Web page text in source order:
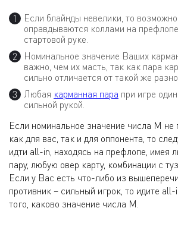
Если блайнды невелики, то
оправдываются коллами на
стартовой руке.
Номинальное значение Ваших
важно, чем их масть, так как пара
сильно отличается от такой же
Любая карманная пара при игре
сильной рукой.
Если номинальное значение числа М не
как для вас, так и для оппонента, то
идти all-in, находясь на префлопе, имея
пару, любую овер карту, комбинации с
Если у Вас есть что-либо из
противник – сильный игрок, то идите
того, каково значение числа М.